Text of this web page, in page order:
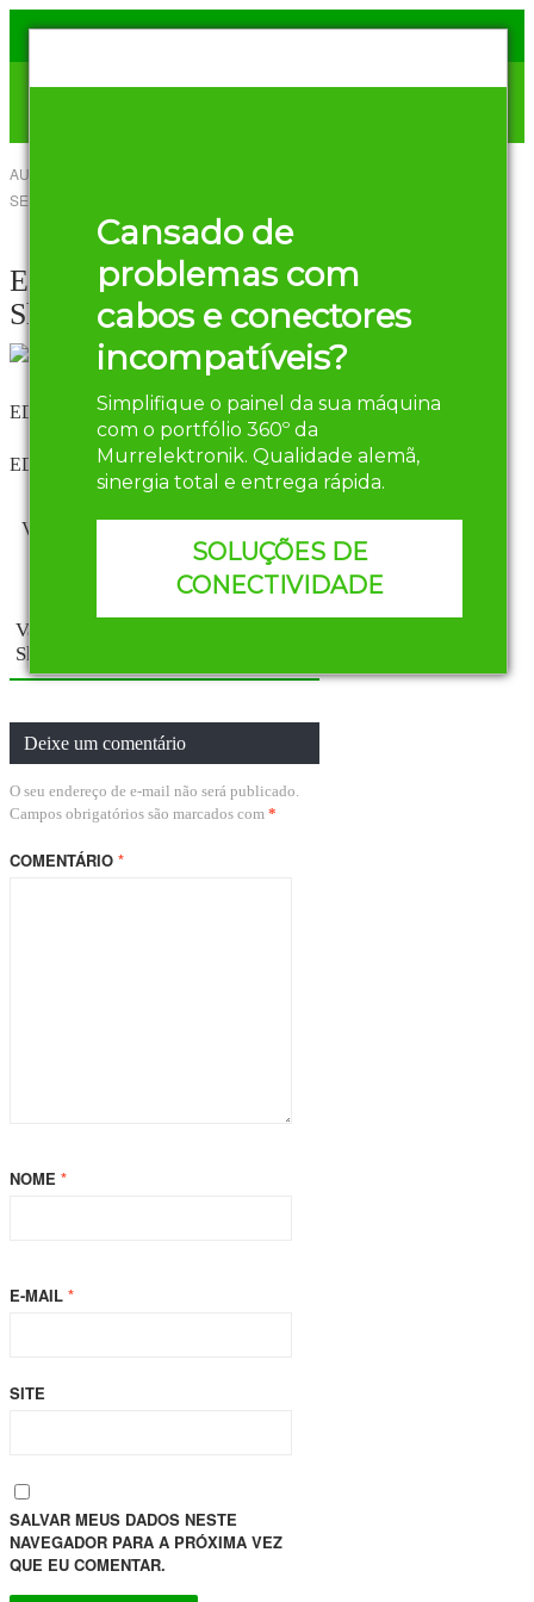
Cansado de
problemas com
cabos e conectores
incompatíveis?
Simplifique o painel da sua máquina
com o portfólio 360º da
Murrelektronik. Qualidade alemã,
sinergia total e entrega rápida.
SOLUÇÕES DE
CONECTIVIDADE
AUTOR
SETEMBRO DE 2017
Compartilhar Twitter Facebook
EDS – Electronic Data
Sheets
EDS – Electronic Data Sheets
EDS – Electronic Data Sheets
Vamos falar de Electronic Data Sheets
(EDS) – EtherNet/IP?
Vamos falar de Electronic Data
Sheets (EDS) – EtherNet/IP?
Deixe um comentário
O seu endereço de e-mail não será publicado.
Campos obrigatórios são marcados com *
COMENTÁRIO *
NOME *
E-MAIL *
SITE
SALVAR MEUS DADOS NESTE
NAVEGADOR PARA A PRÓXIMA VEZ
QUE EU COMENTAR.